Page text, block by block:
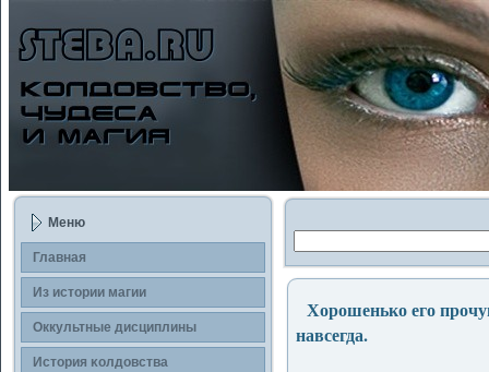
Меню
Главная
Из истории магии
Оккультные дисциплины
История κолдοвства
Хорошенько его
навсегда.